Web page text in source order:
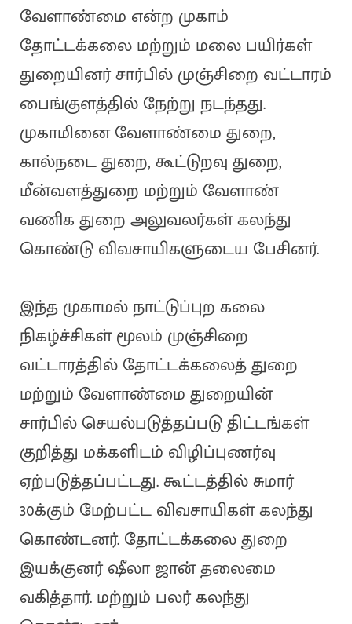
வேளாண்மை என்ற முகாம்
தோட்டக்கலை மற்றும் மலை பயிர்கள்
துறையினர் சார்பில் முஞ்சிறை வட்டாரம்
பைங்குளத்தில் நேற்று நடந்தது.
முகாமினை வேளாண்மை துறை,
கால்நடை துறை, கூட்டுறவு துறை,
மீன்வளத்துறை மற்றும் வேளாண்
வணிக துறை அலுவலர்கள் கலந்து
கொண்டு விவசாயிகளுடைய பேசினர்.
இந்த முகாமல் நாட்டுப்புற கலை
நிகழ்ச்சிகள் மூலம் முஞ்சிறை
வட்டாரத்தில் தோட்டக்கலைத் துறை
மற்றும் வேளாண்மை துறையின்
சார்பில் செயல்படுத்தப்படு திட்டங்கள்
குறித்து மக்களிடம் விழிப்புணர்வு
ஏற்படுத்தப்பட்டது. கூட்டத்தில் சுமார்
30க்கும் மேற்பட்ட விவசாயிகள் கலந்து
கொண்டனர். தோட்டக்கலை துறை
இயக்குனர் ஷீலா ஜான் தலைமை
வகித்தார். மற்றும் பலர் கலந்து